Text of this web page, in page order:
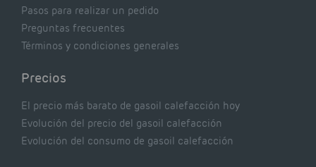
Pasos para realizar un pedido
Preguntas frecuentes
Términos y condiciones generales
Precios
El precio más barato de gasoil calefacción hoy
Evolución del precio del gasoil calefacción
Evolución del consumo de gasoil calefacción